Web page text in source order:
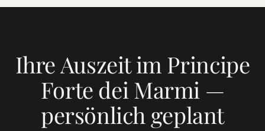
Ihre Auszeit im Principe
Forte dei Marmi —
persönlich geplant